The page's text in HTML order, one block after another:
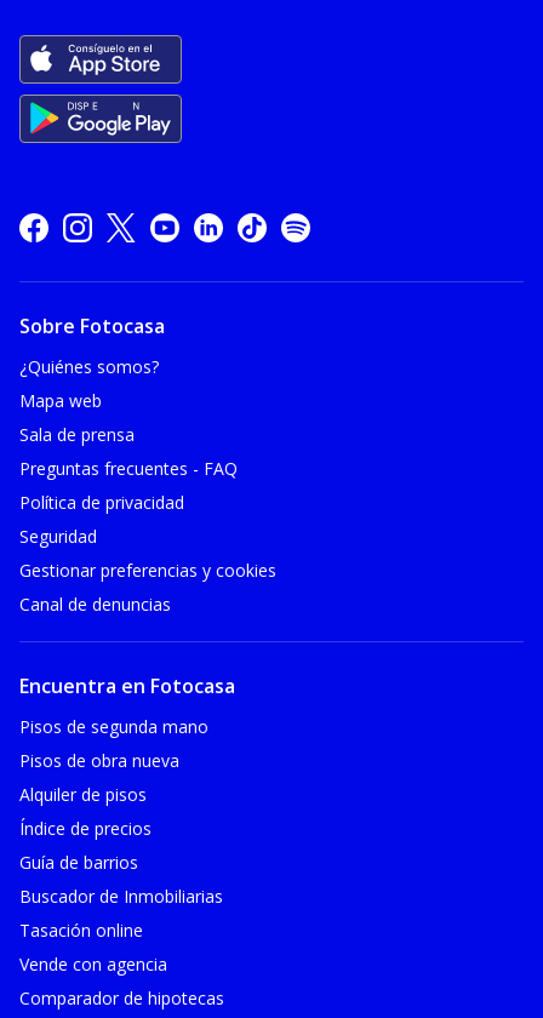
Sobre Fotocasa
¿Quiénes somos?
Mapa web
Sala de prensa
Preguntas frecuentes - FAQ
Política de privacidad
Seguridad
Gestionar preferencias y cookies
Canal de denuncias
Encuentra en Fotocasa
Pisos de segunda mano
Pisos de obra nueva
Alquiler de pisos
Índice de precios
Guía de barrios
Buscador de Inmobiliarias
Tasación online
Vende con agencia
Comparador de hipotecas